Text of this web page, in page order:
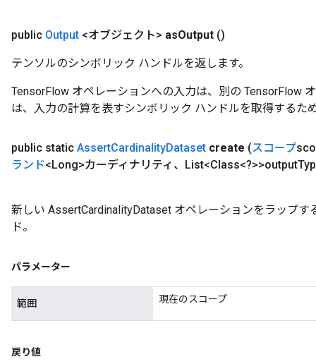
public Output <オブジェクト> asOutput ()
テンソルのシンボリック ハンドルを返します。
TensorFlow オペレーションへの入力は、別の TensorFlow
は、入力の計算を表すシンボリック ハンドルを取得するた
public static AssertCardinalityDataset create (スコープ
ランド<Long>カーディナリティ、List<Class<?>>output
新しい AssertCardinalityDataset オペレーションをラップ
ド。
パラメーター
範囲 現在のスコープ
戻り値